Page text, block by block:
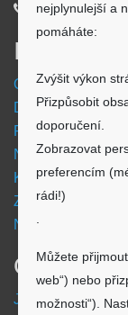
720 500 500
Informace
Obchodní
Doprava a platba
Reklamační
Nastavení
Kde nás najdete
Zpětný odběr
Návod -
O nákupu
Jsme česká
nejplynulejší a
pomáháte:
Zvýšit výkon
Přizpůsobit
doporučení.
Zobrazovat
preferencím
rádi!)
Můžete
web“) nebo
možnosti“).